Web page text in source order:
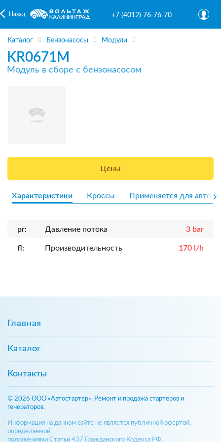
Назад +7 (4012) 76-76-70
Каталог Бензонасосы Модули
KR0671M
Модуль в сборе с бензонасосом
Цены
Характеристики Кроссы Применяется для авто
pr: Давление потока 3 bar
fl: Производительность 170 l/h
Главная
Каталог
Контакты
© 2026 ООО «Автостартер». Ремонт и продажа стартеров и
генераторов.
Информация на данном сайте не является публичной офертой,
определяемой
положениями Статьи 437 Гражданского Кодекса РФ.